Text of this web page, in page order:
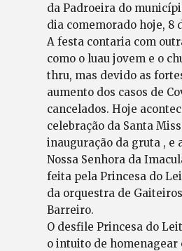
da Padroeira do
dia comemorado hoje, 8
A festa contaria com
como o luau jovem e o
thru, mas devido as
aumento dos casos de
cancelados. Hoje
celebração da Santa
inauguração da gruta , e
Nossa Senhora da
feita pela Princesa do
da orquestra de
Barreiro.
O desfile Princesa do
o intuito de homenagear